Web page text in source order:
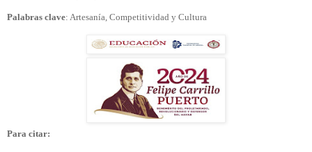
Palabras clave: Artesanía, Competitividad y Cultura
Para citar: